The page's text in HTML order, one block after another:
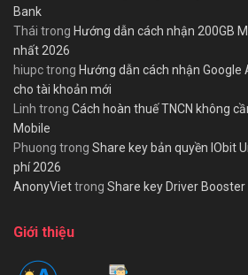
Bank
Thái trong Hướng dẫn cách nhận 200GB
nhất 2026
hiupctrong Hướng dẫn cách nhận Google
cho tài khoản mới
Linh trong Cách hoàn thuế TNCN không
Mobile
Phuong trong Share key bản quyền IObit
phí 2026
AnonyViettrong Share key Driver
Giới thiệu